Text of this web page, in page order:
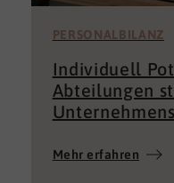
PERSONALBILANZ
Individuell
Abteilungen
Mehr erfahren